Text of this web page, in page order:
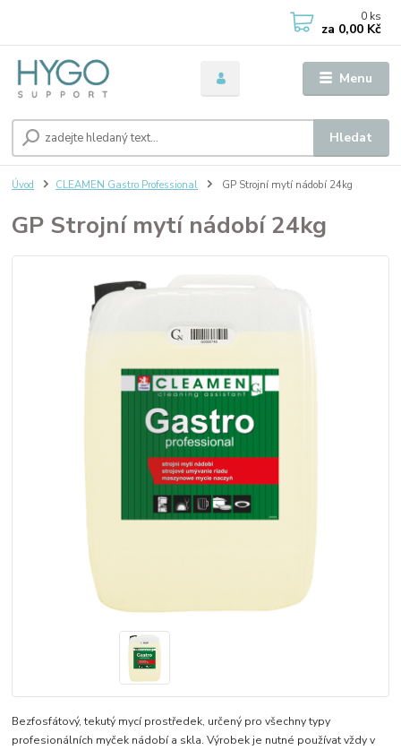
Menu
Hledat
0 ks
za 0,00 Kč
Úvod CLEAMEN Gastro Professional GP Strojní mytí nádobí 24kg
GP Strojní mytí nádobí 24kg
Bezfosfátový, tekutý mycí prostředek, určený pro všechny typy
profesionálních myček nádobí a skla. Výrobek je nutné používat vždy v